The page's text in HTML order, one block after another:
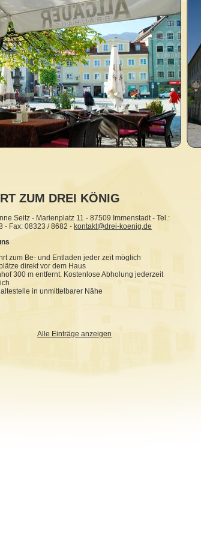
ZUM DREI KÖNIG
Seitz - Marienplatz 11 - 87509 Immenstadt - Tel.:
- Fax: 08323 / 8682 - kontakt@drei-koenig.de
zum Be- und Entladen jeder zeit möglich
direkt vor dem Haus
300 m entfernt. Kostenlose Abholung jederzeit
in unmittelbarer Nähe
Alle Einträge anzeigen